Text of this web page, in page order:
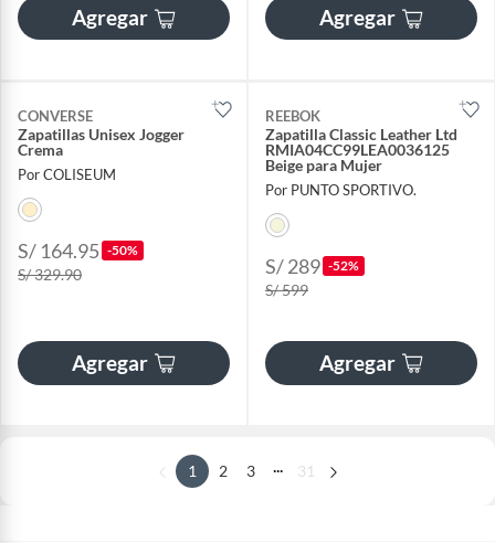
Agregar Agregar
CONVERSE
Zapatillas Unisex Jogger
Crema
Por COLISEUM
S/ 164.95 -50%
S/ 329.90
Agregar
REEBOK
Zapatilla Classic Leather Ltd
RMIA04CC99LEA0036125
Beige para Mujer
Por PUNTO SPORTIVO.
S/ 289 -52%
S/ 599
Agregar
1 2 3 ... 31